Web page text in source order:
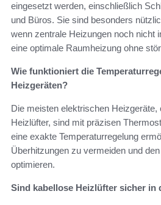
eingesetzt werden, einschließlich
und Büros. Sie sind besonders
wenn zentrale Heizungen noch nicht
eine optimale Raumheizung ohne
Wie funktioniert die
Heizgeräten?
Die meisten elektrischen
Heizlüfter, sind mit präzisen
eine exakte Temperaturregelung
Überhitzungen zu vermeiden und
optimieren.
Sind kabellose Heizlüfter sicher in